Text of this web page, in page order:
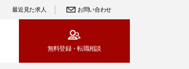
最近見た求人 お問い合わせ
無料登録・転職相談